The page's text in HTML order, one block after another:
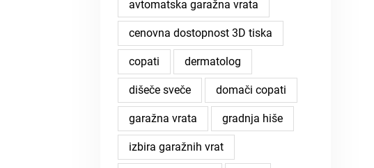
avtomatska garažna vrata
cenovna dostopnost 3D tiska
copati dermatolog
dišeče sveče domači copati
garažna vrata gradnja hiše
izbira garažnih vrat